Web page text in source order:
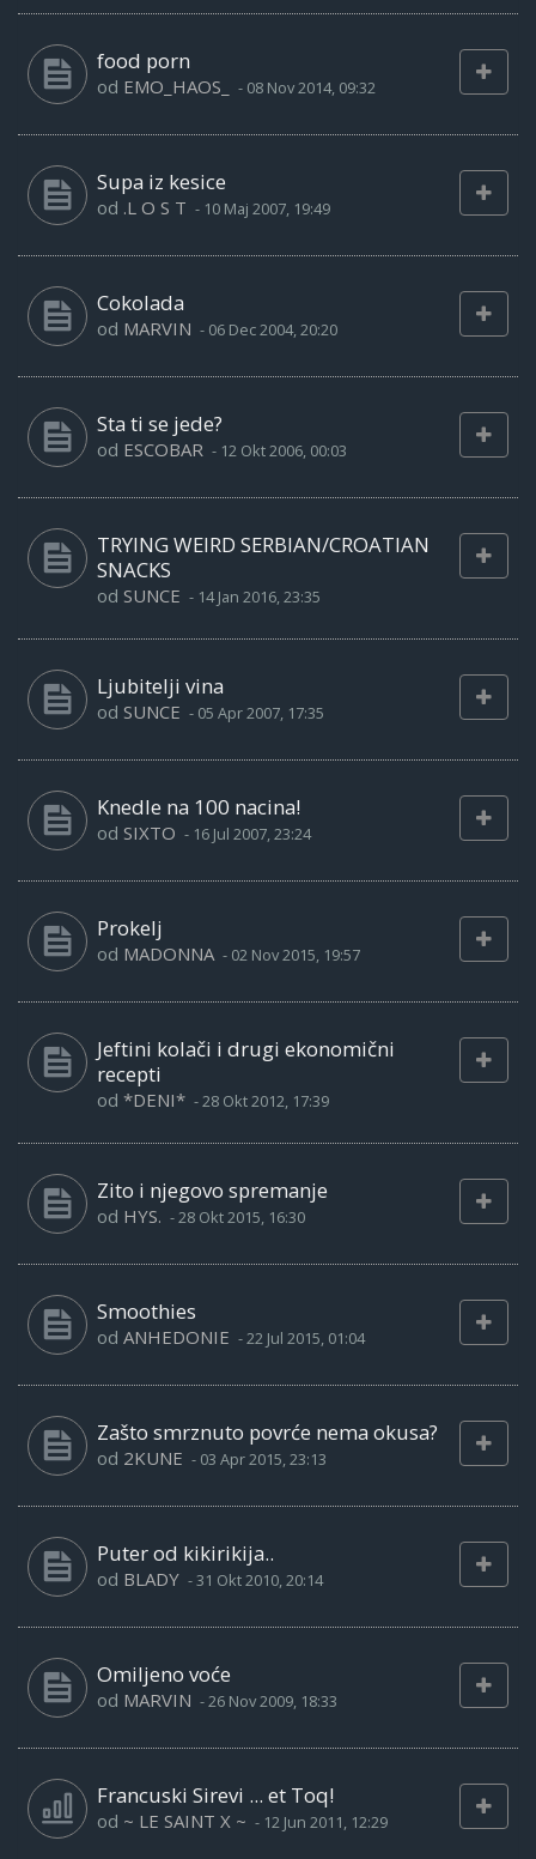
food porn
od EMO_HAOS_ - 08 Nov 2014, 09:32
Supa iz kesice
od .L O S T - 10 Maj 2007, 19:49
Cokolada
od MARVIN - 06 Dec 2004, 20:20
Sta ti se jede?
od ESCOBAR - 12 Okt 2006, 00:03
TRYING WEIRD SERBIAN/CROATIAN
SNACKS
od SUNCE - 14 Jan 2016, 23:35
Ljubitelji vina
od SUNCE - 05 Apr 2007, 17:35
Knedle na 100 nacina!
od SIXTO - 16 Jul 2007, 23:24
Prokelj
od MADONNA - 02 Nov 2015, 19:57
Jeftini kolači i drugi ekonomični
recepti
od *DENI* -28 Okt 2012, 17:39
Zito i njegovo spremanje
od HYS. -28 Okt 2015, 16:30
Smoothies
od ANHEDONIE -22 Jul 2015, 01:04
Zašto smrznuto povrće nema okusa?
od 2KUNE - 03 Apr 2015, 23:13
Puter od kikirikija..
od BLADY -31 Okt 2010, 20:14
Omiljeno voće
od MARVIN -26 Nov 2009, 18:33
Francuski Sirevi ... et Toq!
od ~ LE SAINT X ~ - 12 Jun 2011, 12:29